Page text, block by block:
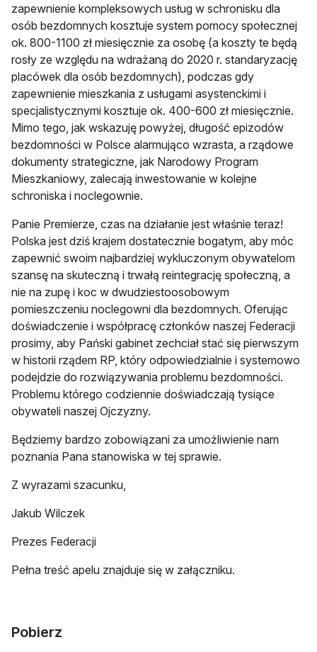
zapewnienie kompleksowych usług w schronisku dla
osób bezdomnych kosztuje system pomocy społecznej
ok. 800-1100 zł miesięcznie za osobę (a koszty te będą
rosły ze względu na wdrażaną do 2020 r. standaryzację
placówek dla osób bezdomnych), podczas gdy
zapewnienie mieszkania z usługami asystenckimi i
specjalistycznymi kosztuje ok. 400-600 zł miesięcznie.
Mimo tego, jak wskazuję powyżej, długość epizodów
bezdomności w Polsce alarmująco wzrasta, a rządowe
dokumenty strategiczne, jak Narodowy Program
Mieszkaniowy, zalecają inwestowanie w kolejne
schroniska i noclegownie.
Panie Premierze, czas na działanie jest właśnie teraz!
Polska jest dziś krajem dostatecznie bogatym, aby móc
zapewnić swoim najbardziej wykluczonym obywatelom
szansę na skuteczną i trwałą reintegrację społeczną, a
nie na zupę i koc w dwudziestoosobowym
pomieszczeniu noclegowni dla bezdomnych. Oferując
doświadczenie i współpracę członków naszej Federacji
prosimy, aby Pański gabinet zechciał stać się pierwszym
w historii rządem RP, który odpowiedzialnie i systemowo
podejdzie do rozwiązywania problemu bezdomności.
Problemu którego codziennie doświadczają tysiące
obywateli naszej Ojczyzny.
Będziemy bardzo zobowiązani za umożliwienie nam
poznania Pana stanowiska w tej sprawie.
Z wyrazami szacunku,
Jakub Wilczek
Prezes Federacji
Pełna treść apelu znajduje się w załączniku.
Pobierz